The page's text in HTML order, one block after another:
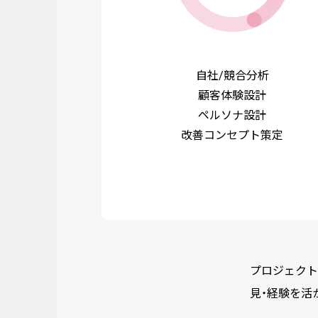
自社/競合分析
顧客体験設計
ペルソナ設計
改善コンセプト策定
プロジェク
見・経験を